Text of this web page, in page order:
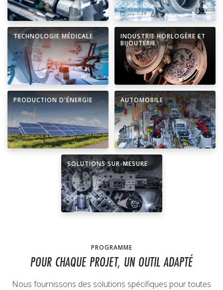
TECHNOLOGIE MÉDICALE
INDUSTRIE HORLOGÈRE ET
BIJOUTERIE
PRODUCTION D'ÉNERGIE AUTOMOBILE
SOLUTIONS SUR-MESURE
PROGRAMME
POUR CHAQUE PROJET, UN OUTIL ADAPTÉ
Nous fournissons des solutions spécifiques pour toutes